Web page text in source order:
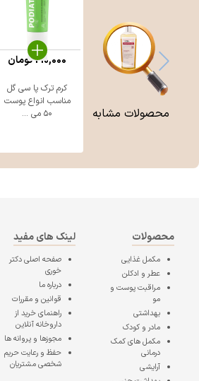
محصولات مشابه
کرم ترک پا سی‌ گل
مناسب انواع پوست
۵۰ می ...
210,000تومان
محصولات
مکمل غذایی
عطر و ادکلن
مراقبت پوست و
مو
بهداشتی
مادر و کودک
مکمل های کمک
درمانی
آرایشی
لینک های مفید
صفحه اصلیدکتر
خوری
درباره ما
قوانین و مقررات
راهنمای خرید از
داروخانه آنلاین
مجوزها و پروانه ها
حفظ و رعایت حریم
شخصی مشتریان